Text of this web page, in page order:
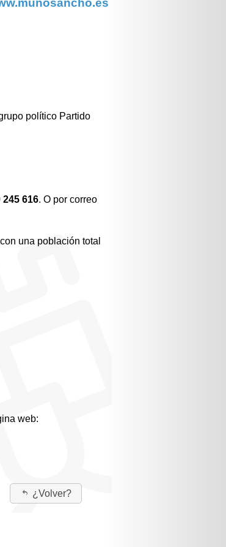
político Partido
245 616. O por correo
una población total
web:
¿Volver?